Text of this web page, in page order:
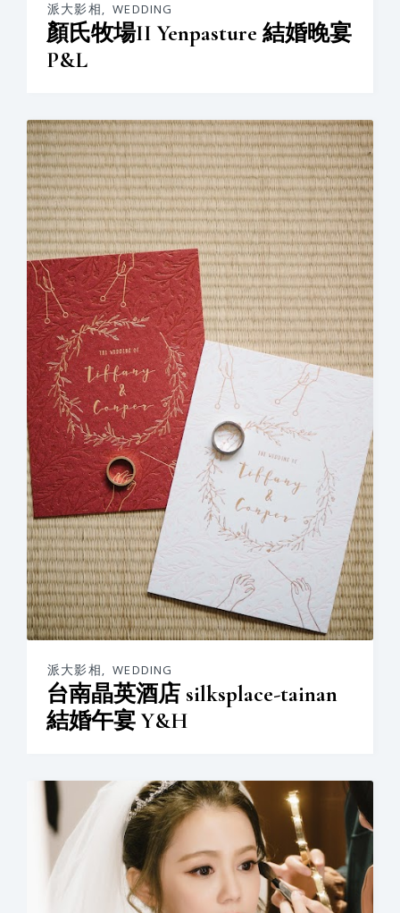
派大影相, WEDDING
顏氏牧場II Yenpasture 結婚晚宴
P&L
派大影相, WEDDING
台南晶英酒店 silksplace-tainan
結婚午宴 Y&H